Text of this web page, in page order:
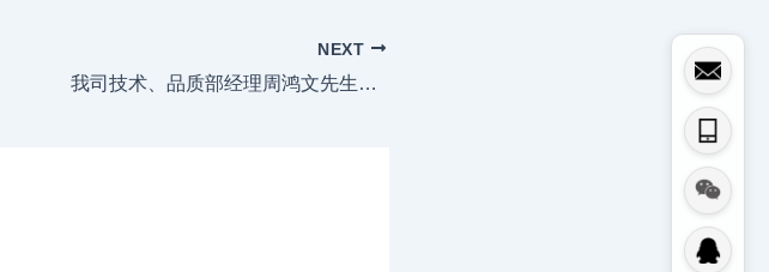
NEXT
我司技术、品质部经理周鸿文先生入选珠海第一批科工信类专家库名单